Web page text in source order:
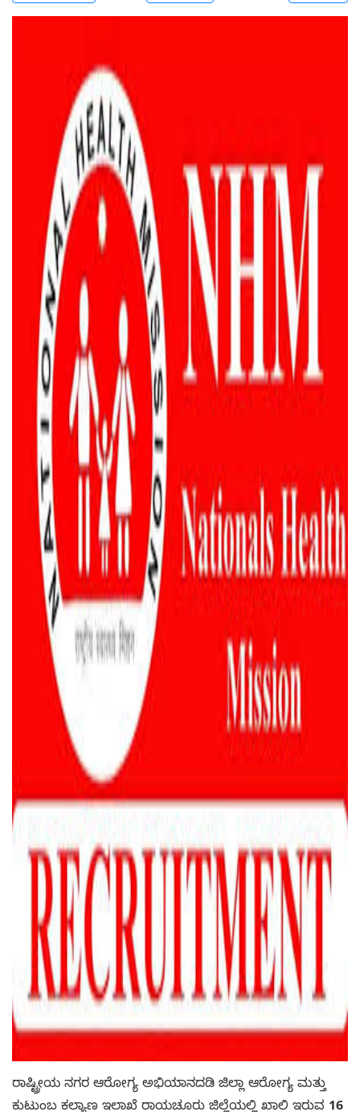
ರಾಷ್ಟ್ರೀಯ ನಗರ ಆರೋಗ್ಯ ಅಭಿಯಾನದಡಿ ಜಿಲ್ಲಾ ಆರೋಗ್ಯ ಮತ್ತು
ಕುಟುಂಬ ಕಲ್ಯಾಣ ಇಲಾಖೆ ರಾಯಚೂರು ಜಿಲ್ಲೆಯಲ್ಲಿ ಖಾಲಿ ಇರುವ 16